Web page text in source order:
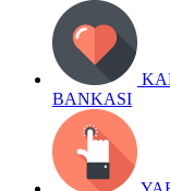
BANKASI